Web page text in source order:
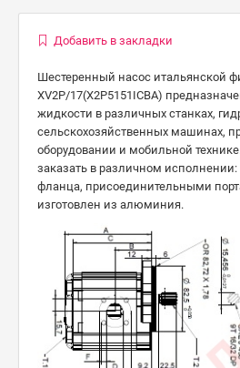
Добавить в закладки
Шестеренный насос итальянской
XV2P/17(X2P5151ICBA)
жидкости в различных станках,
сельскохозяйственных машинах,
оборудовании и мобильной
заказать в различном
фланца, присоединительными
изготовлен из алюминия.